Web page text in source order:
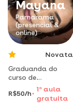
Mayana
Parnarama
(presencial &
online)
Novata
Graduanda do
curso de
licenciatura plena
em matemática
pelo instituto
R$50/h
1 aaula
gratuita